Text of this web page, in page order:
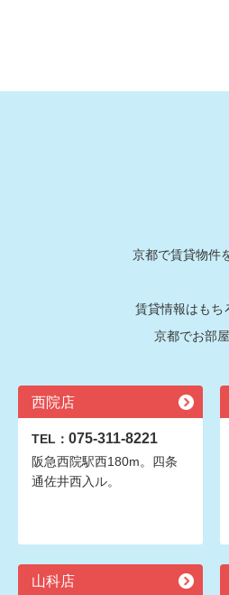
京都で賃貸物件
賃貸情報はもち
京都でお部
西院店
TEL： 075-311-8221
阪急西院駅西180m。四条
通佐井西入ル。
山科店